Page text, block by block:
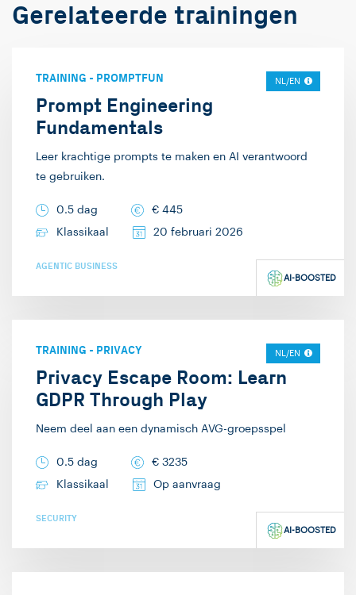
de jaren lesgegeven op
alle producten en
Microsoft infrastructuur
daar Cloud Computing
Microsoft Azure een
van mijn curriculum. De
steeds meer methodiek
trainingen zoals
SCRUM, Impact
Mapping, etc en soft
skills. Mijn passie is
kennisoverdracht en
voor mij is er niets
ineens een nieuw
Gerelateerde trainingen
TRAINING - PROMPTFUN NL/EN
Prompt Engineering
Fundamentals
Leer krachtige prompts te maken en AI verantwoord
te gebruiken.
0.5 dag € 445
Klassikaal
20 februari 2026
AGENTIC BUSINESS
AI-BOOSTED
TRAINING - PRIVACY NL/EN
Privacy Escape Room: Learn
GDPR Through Play
Neem deel aan een dynamisch AVG-groepsspel
0.5 dag € 3235
Klassikaal
Op aanvraag
SECURITY
AI-BOOSTED